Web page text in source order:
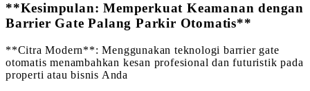
**Kesimpulan: Memperkuat Keamanan dengan
Barrier Gate Palang Parkir Otomatis**
**Citra Modern**: Menggunakan teknologi barrier gate
otomatis menambahkan kesan profesional dan futuristik pada
properti atau bisnis Anda